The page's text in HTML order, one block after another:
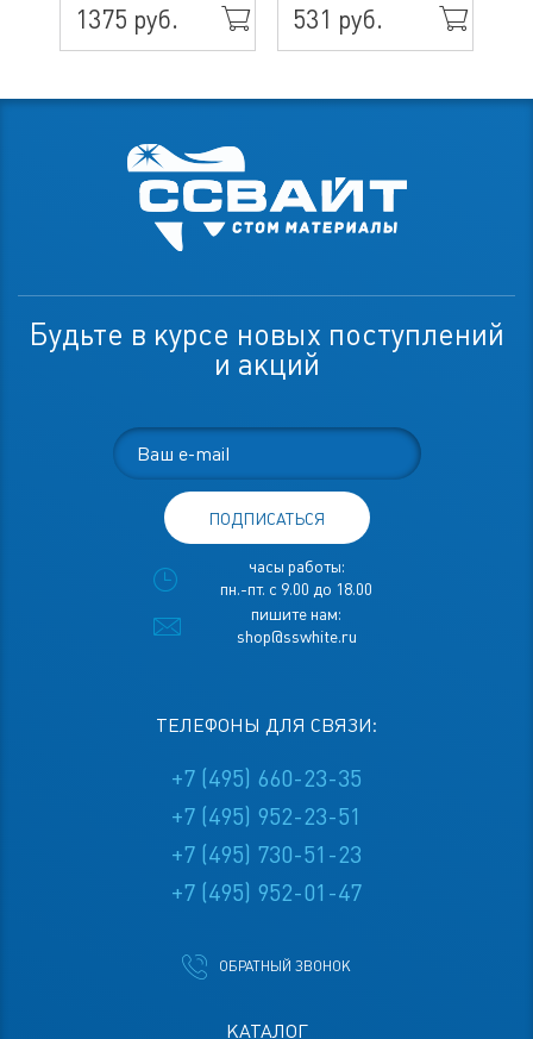
1375 руб. 531 руб.
КАТАЛОГ
Будьте в курсе новых поступлений
и акций
ПОДПИСАТЬСЯ
часы работы:
пн.-пт. с 9.00 до 18.00
пишите нам:
shop@sswhite.ru
ТЕЛЕФОНЫ ДЛЯ СВЯЗИ:
+7 (495) 660-23-35
+7 (495) 952-23-51
+7 (495) 730-51-23
+7 (495) 952-01-47
ОБРАТНЫЙ ЗВОНОК